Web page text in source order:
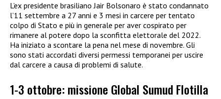
L’ex presidente brasiliano Jair Bolsonaro è stato condannato
l’11 settembre a 27 anni e 3 mesi in carcere per tentato
colpo di Stato e più in generale per aver cospirato per
rimanere al potere dopo la sconfitta elettorale del 2022.
Ha iniziato a scontare la pena nel mese di novembre. Gli
sono stati accordati diversi permessi temporanei per uscire
dal carcere a causa di problemi di salute.
1-3 ottobre: missione Global Sumud Flotilla